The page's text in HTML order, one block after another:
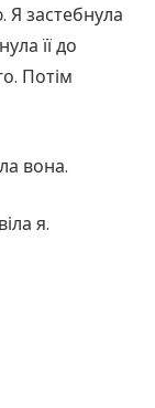
Я застебнула
її до
Потім
вона.
я.